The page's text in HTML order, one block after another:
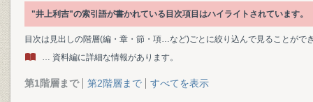
"井上利吉"の索引語が書かれている目次項目はハイライトされています。
目次は見出しの階層(編・章・節・項…など)ごとに絞り込んで見ることがで
… 資料編に詳細な情報があります。
第1階層まで 第2階層まで すべてを表示